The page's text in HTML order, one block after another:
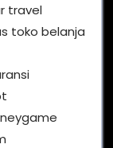
travel
toko belanja